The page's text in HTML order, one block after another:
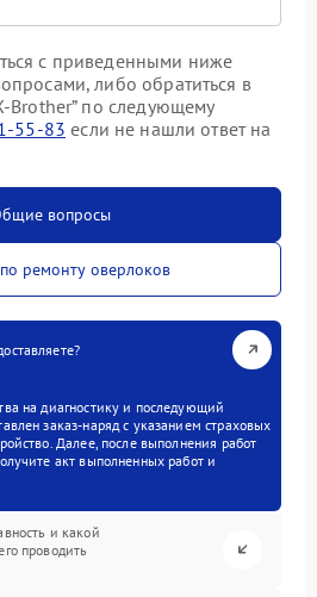
с приведенными ниже
либо обратиться в
Brother” по следующему
55-83 если не нашли ответ на
вопросы
ремонту оверлоков
на диагностику и последующий
заказ-наряд с указанием страховых
Далее, после выполнения работ
акт выполненных работ и
и какой
проводить